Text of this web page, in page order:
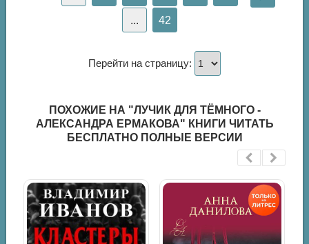
... 42
Перейти на страницу:
ПОХОЖИЕ НА "ЛУЧИК ДЛЯ ТЁМНОГО -
АЛЕКСАНДРА ЕРМАКОВА" КНИГИ ЧИТАТЬ
БЕСПЛАТНО ПОЛНЫЕ ВЕРСИИ